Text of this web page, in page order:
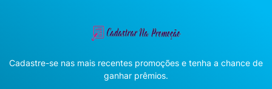
Cadastre-se nas mais recentes promoções e tenha a chance de
ganhar prêmios.